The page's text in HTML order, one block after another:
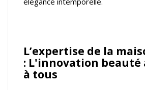
L’expertise de la
: L'innovation beauté
à tous